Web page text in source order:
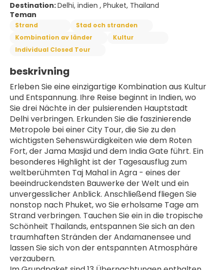
Destination:Delhi, indien , Phuket, Thailand
Teman
Strand
Stad och stranden
Kombination av länder
Kultur
Individual Closed Tour
beskrivning
Erleben Sie eine einzigartige Kombination aus Kultur
und Entspannung. Ihre Reise beginnt in Indien, wo
Sie drei Nächte in der pulsierenden Hauptstadt
Delhi verbringen. Erkunden Sie die faszinierende
Metropole bei einer City Tour, die Sie zu den
wichtigsten Sehenswürdigkeiten wie dem Roten
Fort, der Jama Masjid und dem India Gate führt. Ein
besonderes Highlight ist der Tagesausflug zum
weltberühmten Taj Mahal in Agra - eines der
beeindruckendsten Bauwerke der Welt und ein
unvergesslicher Anblick. Anschließend fliegen Sie
nonstop nach Phuket, wo Sie erholsame Tage am
Strand verbringen. Tauchen Sie ein in die tropische
Schönheit Thailands, entspannen Sie sich an den
traumhaften Stränden der Andamanensee und
lassen Sie sich von der entspannten Atmosphäre
verzaubern.